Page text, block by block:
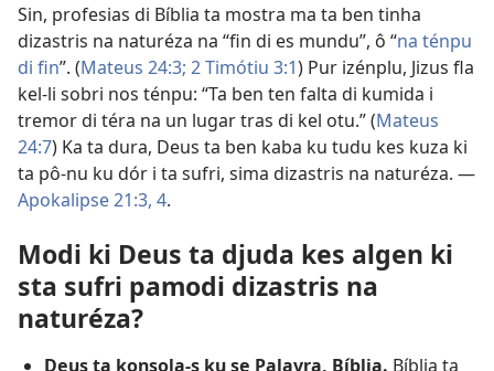
Sin, profesias di Bíblia ta mostra ma ta ben tinha
dizastris na naturéza na “fin di es mundu”, ô “na ténpu
di fin”. (Mateus 24:3; 2 Timótiu 3:1) Pur izénplu, Jizus fla
kel-li sobri nos ténpu: “Ta ben ten falta di kumida i
tremor di téra na un lugar tras di kel otu.” (Mateus
24:7) Ka ta dura, Deus ta ben kaba ku tudu kes kuza ki
ta pô-nu ku dór i ta sufri, sima dizastris na naturéza. —
Apokalipse 21:3, 4.
Modi ki Deus ta djuda kes algen ki
sta sufri pamodi dizastris na
naturéza?
Deus ta konsola-s ku se Palavra, Bíblia. Bíblia ta